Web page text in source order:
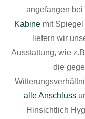
angefangen bei
Kabine mit
liefern wir
Ausstattung, wie
die
alle Anschluss
Hinsichtlich